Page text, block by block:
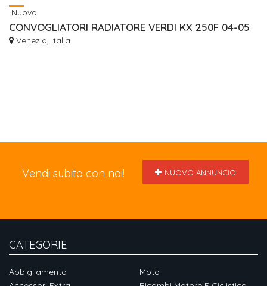
Nuovo
CONVOGLIATORI RADIATORE VERDI KX 250F 04-05
Venezia, Italia
Vendi subito con noi! NUOVO ANNUNCIO
CATEGORIE
Abbigliamento
Moto